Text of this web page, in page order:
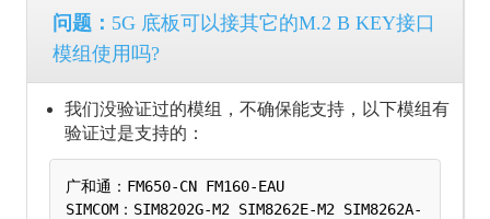
问题： 5G 底板可以接其它的M.2 B KEY接口
模组使用吗?
我们没验证过的模组，不确保能支持，以下模组有
验证过是支持的：
广和通：FM650-CN FM160-EAU
SIMCOM：SIM8202G-M2 SIM8262E-M2 SIM8262A-